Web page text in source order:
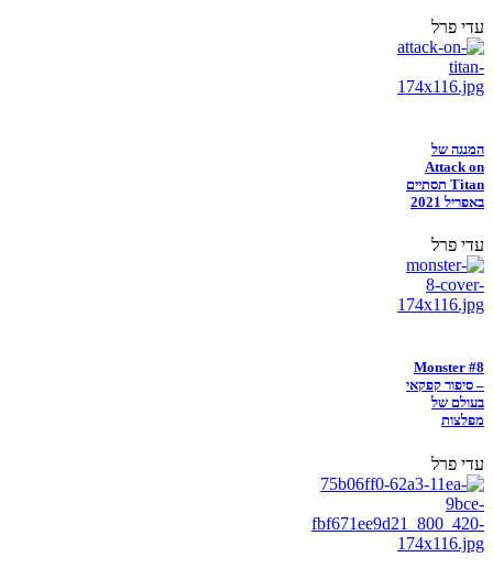
עדי פרל
המנגה של
Attack on
Titan תסתיים
באפריל 2021
עדי פרל
Monster #8
– סיפור קפקאי
בעולם של
מפלצות
עדי פרל